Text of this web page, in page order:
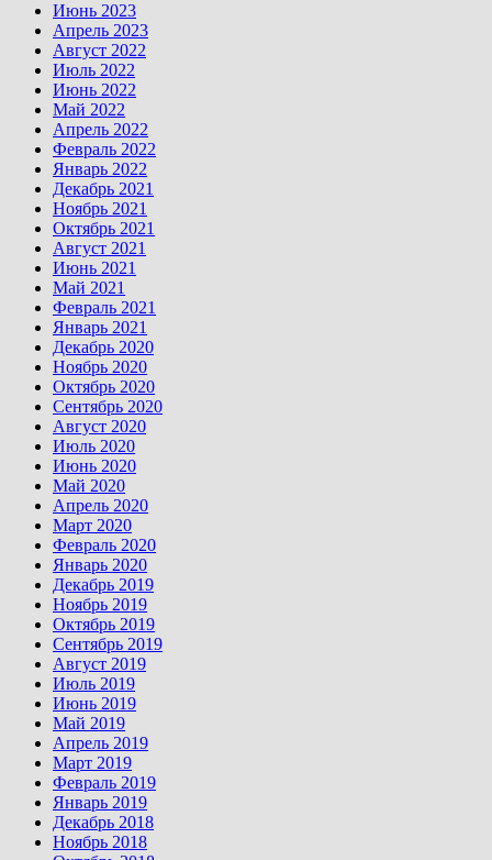
Июнь 2023
Апрель 2023
Август 2022
Июль 2022
Июнь 2022
Май 2022
Апрель 2022
Февраль 2022
Январь 2022
Декабрь 2021
Ноябрь 2021
Октябрь 2021
Август 2021
Июнь 2021
Май 2021
Февраль 2021
Январь 2021
Декабрь 2020
Ноябрь 2020
Октябрь 2020
Сентябрь 2020
Август 2020
Июль 2020
Июнь 2020
Май 2020
Апрель 2020
Март 2020
Февраль 2020
Январь 2020
Декабрь 2019
Ноябрь 2019
Октябрь 2019
Сентябрь 2019
Август 2019
Июль 2019
Июнь 2019
Май 2019
Апрель 2019
Март 2019
Февраль 2019
Январь 2019
Декабрь 2018
Ноябрь 2018